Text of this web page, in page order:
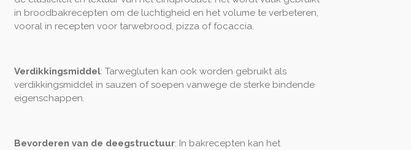
in broodbakrecepten om de luchtigheid en het volume te verbeteren,
vooral in recepten voor tarwebrood, pizza of focaccia.
Verdikkingsmiddel: Tarwegluten kan ook worden gebruikt als
verdikkingsmiddel in sauzen of soepen vanwege de sterke bindende
eigenschappen.
Bevorderen van de deegstructuur: In bakrecepten kan het